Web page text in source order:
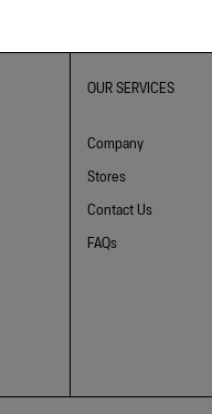
OUR SERVICES
Company
Stores
Contact Us
FAQs